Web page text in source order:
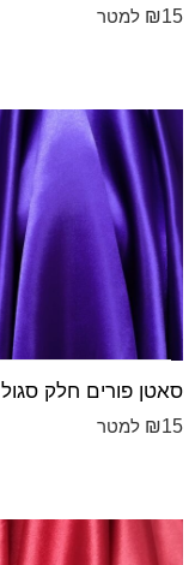
₪15 למטר
סאטן פורים חלק סגול
₪15 למטר